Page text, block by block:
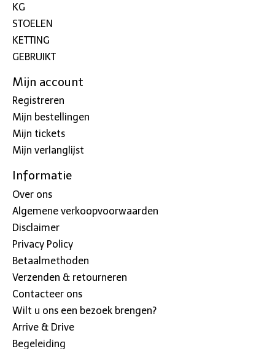
KG
STOELEN
KETTING
GEBRUIKT
Mijn account
Registreren
Mijn bestellingen
Mijn tickets
Mijn verlanglijst
Informatie
Over ons
Algemene verkoopvoorwaarden
Disclaimer
Privacy Policy
Betaalmethoden
Verzenden & retourneren
Contacteer ons
Wilt u ons een bezoek brengen?
Arrive & Drive
Begeleiding